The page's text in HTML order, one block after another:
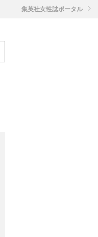
集英社女性誌ポータル